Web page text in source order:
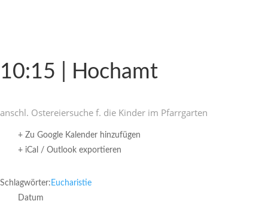
10:15 | Hochamt
anschl. Oster­ei­er­suche f. die Kinder im Pfarrgarten
+ Zu Google Kalender hinzufügen
+ iCal / Outlook exportieren
Schlagwörter: Eucharistie
Datum